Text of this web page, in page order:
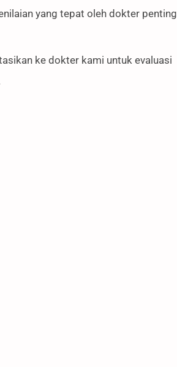
yang tepat oleh dokter penting
ke dokter kami untuk evaluasi